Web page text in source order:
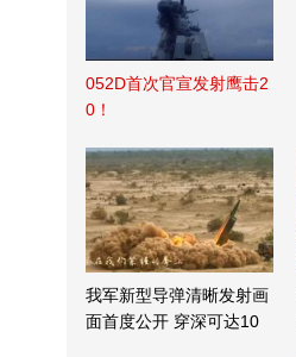
052D首次官宣发射鹰击2
0！
我军新型导弹清晰发射画
面首度公开 穿深可达10